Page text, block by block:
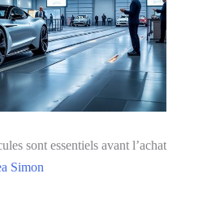
sont essentiels avant l’achat
Simon